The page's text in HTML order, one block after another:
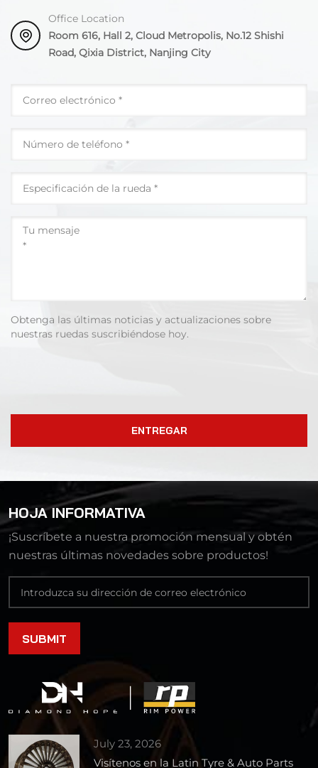
Office Location
Room 616, Hall 2, Cloud Metropolis, No.12 Shishi
Road, Qixia District, Nanjing City
Obtenga las últimas noticias y actualizaciones sobre
nuestras ruedas suscribiéndose hoy.
ENTREGAR
HOJA INFORMATIVA
¡Suscríbete a nuestra promoción mensual y obtén
nuestras últimas novedades sobre productos!
July 23, 2026
Visítenos en la Latin Tyre & Auto Parts